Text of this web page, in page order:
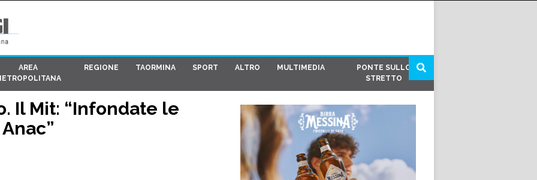
AREA
REGIONE TAORMINA SPORT ALTRO MULTIMEDIA
PONTE SULLO
STRETTO
Il Mit: “Infondate le